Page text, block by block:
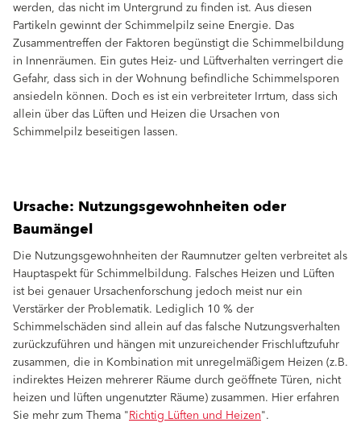
werden, das nicht im Untergrund zu finden ist. Aus diesen
Partikeln gewinnt der Schimmelpilz seine Energie. Das
Zusammentreffen der Faktoren begünstigt die Schimmelbildung
in Innenräumen. Ein gutes Heiz- und Lüftverhalten verringert die
Gefahr, dass sich in der Wohnung befindliche Schimmelsporen
ansiedeln können. Doch es ist ein verbreiteter Irrtum, dass sich
allein über das Lüften und Heizen die Ursachen von
Schimmelpilz beseitigen lassen.
Ursache: Nutzungsgewohnheiten oder
Baumängel
Die Nutzungsgewohnheiten der Raumnutzer gelten verbreitet als
Hauptaspekt für Schimmelbildung. Falsches Heizen und Lüften
ist bei genauer Ursachenforschung jedoch meist nur ein
Verstärker der Problematik. Lediglich 10 % der
Schimmelschäden sind allein auf das falsche Nutzungsverhalten
zurückzuführen und hängen mit unzureichender Frischluftzufuhr
zusammen, die in Kombination mit unregelmäßigem Heizen (z.B.
indirektes Heizen mehrerer Räume durch geöffnete Türen, nicht
heizen und lüften ungenutzter Räume) zusammen. Hier erfahren
Sie mehr zum Thema "Richtig Lüften und Heizen".